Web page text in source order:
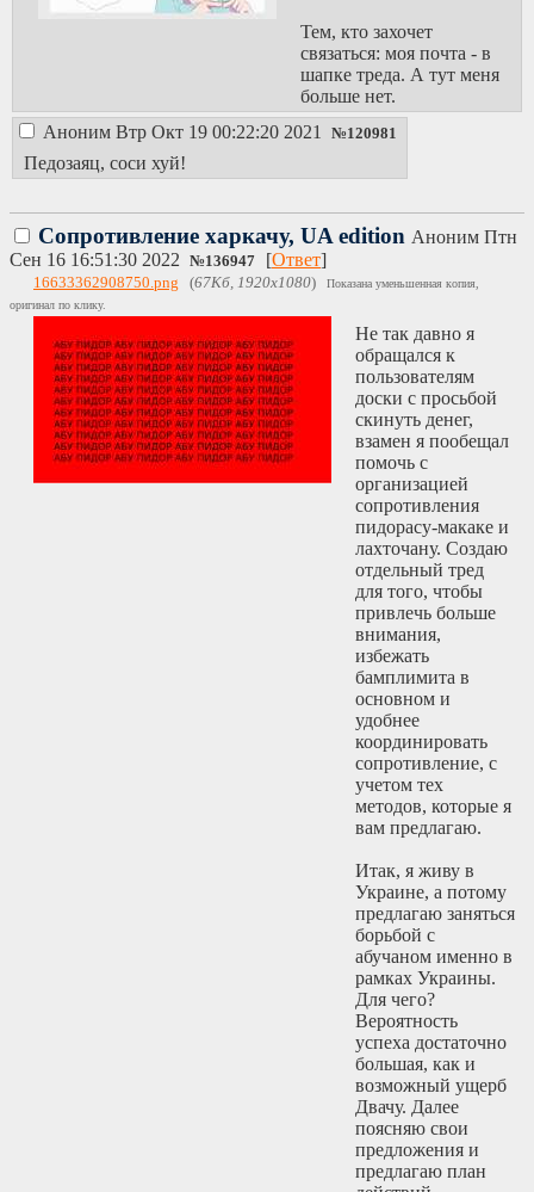
Тем, кто захочет
связаться: моя почта - в
шапке треда. А тут меня
больше нет.
Аноним Втр Окт 19 00:22:20 2021 №120981
Педозаяц, соси хуй!
Сопротивление харкачу, UA edition Аноним Птн
Сен 16 16:51:30 2022
№136947 [Ответ]
16633362908750.png (67Кб, 1920x1080)
Показана уменьшенная копия,
оригинал по клику.
Не так давно я
обращался к
пользователям
доски с просьбой
скинуть денег,
взамен я пообещал
помочь с
организацией
сопротивления
пидорасу-макаке и
лахточану. Создаю
отдельный тред
для того, чтобы
привлечь больше
внимания,
избежать
бамплимита в
основном и
удобнее
координировать
сопротивление, с
учетом тех
методов, которые я
вам предлагаю.
Итак, я живу в
Украине, а потому
предлагаю заняться
борьбой с
абучаном именно в
рамках Украины.
Для чего?
Вероятность
успеха достаточно
большая, как и
возможный ущерб
Двачу. Далее
поясняю свои
предложения и
предлагаю план